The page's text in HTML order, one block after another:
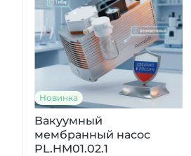
Новинка
Вакуумный
мембранный насос
PL.HM01.02.1